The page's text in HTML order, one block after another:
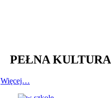
PEŁNA KULTURA
Więcej…